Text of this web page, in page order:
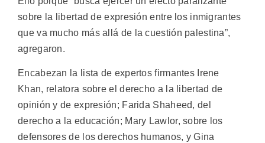
sobre la libertad de expresión entre los inmigrantes
que va mucho más allá de la cuestión palestina”,
agregaron.
Encabezan la lista de expertos firmantes Irene
Khan, relatora sobre el derecho a la libertad de
opinión y de expresión; Farida Shaheed, del
derecho a la educación; Mary Lawlor, sobre los
defensores de los derechos humanos, y Gina